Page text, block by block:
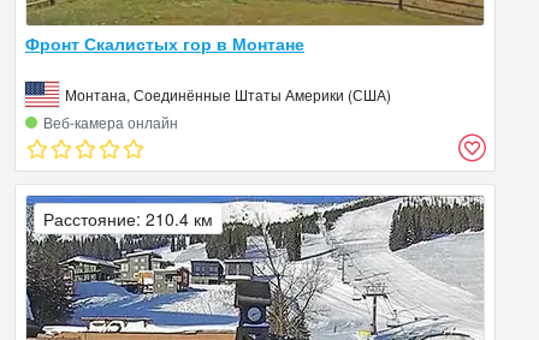
Фронт Скалистых гор в Монтане
Монтана, Соединённые Штаты Америки (США)
Веб‑камера онлайн
Расстояние: 210.4 км